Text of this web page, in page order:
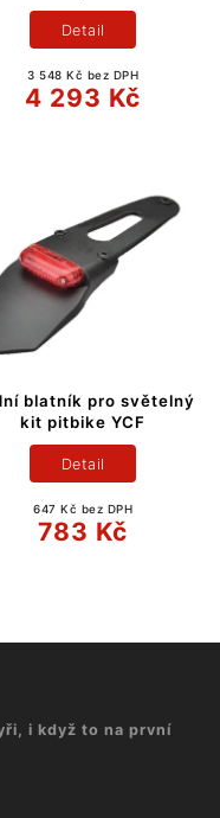
3 548 Kč bez DPH
4 293 Kč
Detail
blatník pro světelný
kit pitbike YCF
647 Kč bez DPH
783 Kč
Detail
i když to na první